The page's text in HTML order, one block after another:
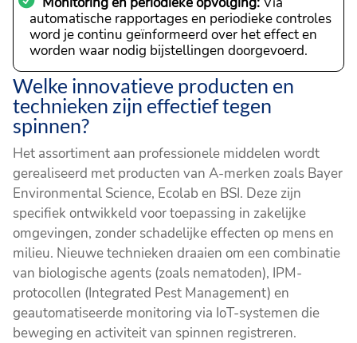
automatische rapportages en periodieke controles
word je continu geïnformeerd over het effect en
worden waar nodig bijstellingen doorgevoerd.
Welke innovatieve producten en
technieken zijn effectief tegen
spinnen?
Het assortiment aan professionele middelen wordt
gerealiseerd met producten van A-merken zoals Bayer
Environmental Science, Ecolab en BSI. Deze zijn
specifiek ontwikkeld voor toepassing in zakelijke
omgevingen, zonder schadelijke effecten op mens en
milieu. Nieuwe technieken draaien om een combinatie
van biologische agents (zoals nematoden), IPM-
protocollen (Integrated Pest Management) en
geautomatiseerde monitoring via IoT-systemen die
beweging en activiteit van spinnen registreren.